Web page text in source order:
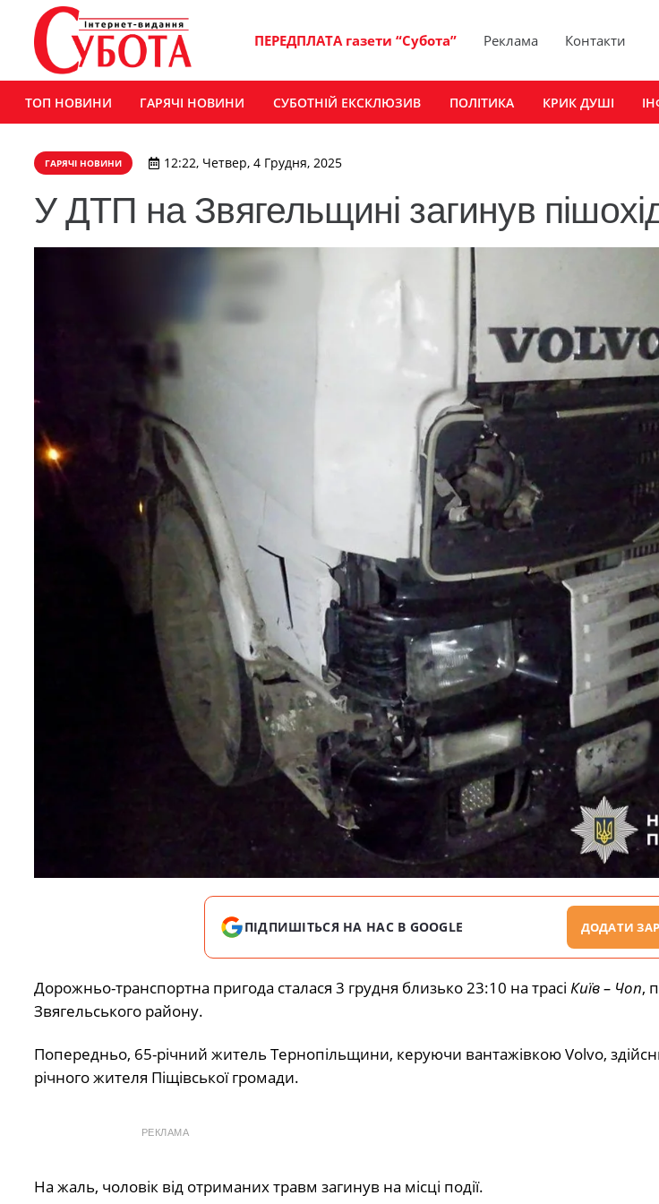
ПЕРЕДПЛАТА газети “Субота” Реклама Контакти
ТОП НОВИНИ ГАРЯЧІ НОВИНИ СУБОТНІЙ ЕКСКЛЮЗИВ ПОЛІТИКА КРИК ДУШІ
ГАРЯЧІ НОВИНИ 12:22, Четвер, 4 Грудня, 2025
У ДТП на Звягельщині загинув
ПІДПИШІТЬСЯ НА НАС В GOOGLE ДОДАТИ
Дорожньо-транспортна пригода сталася 3 грудня близько 23:10 на трасі Київ – Чоп,
Звягельського району.
Попередньо, 65-річний житель Тернопільщини, керуючи вантажівкою Volvo,
річного жителя Піщівської громади.
РЕКЛАМА
На жаль, чоловік від отриманих травм загинув на місці події.